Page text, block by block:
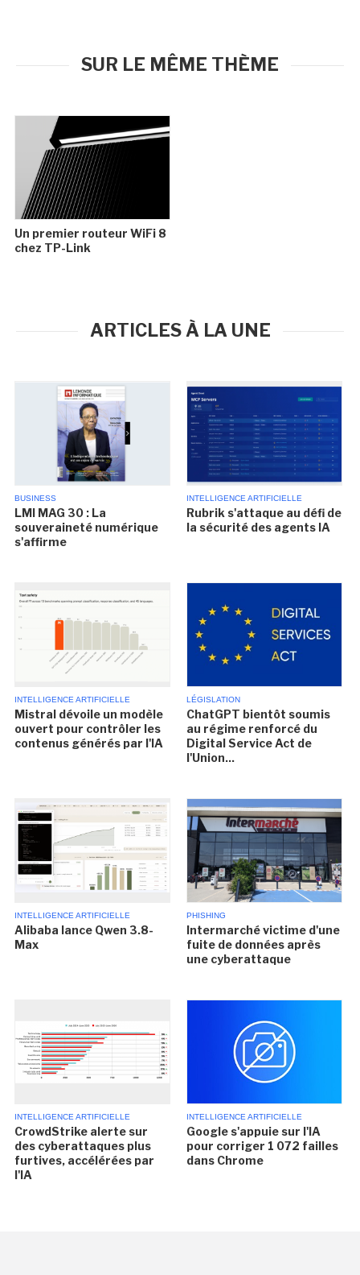
SUR LE MÊME THÈME
Un premier routeur WiFi 8
chez TP-Link
ARTICLES À LA UNE
BUSINESS
LMI MAG 30 : La
souveraineté numérique
s'affirme
INTELLIGENCE ARTIFICIELLE
Rubrik s'attaque au défi de
la sécurité des agents IA
INTELLIGENCE ARTIFICIELLE
Mistral dévoile un modèle
ouvert pour contrôler les
contenus générés par l'IA
LÉGISLATION
ChatGPT bientôt soumis
au régime renforcé du
Digital Service Act de
l'Union...
INTELLIGENCE ARTIFICIELLE
Alibaba lance Qwen 3.8-
Max
PHISHING
Intermarché victime d'une
fuite de données après
une cyberattaque
INTELLIGENCE ARTIFICIELLE
CrowdStrike alerte sur
des cyberattaques plus
furtives, accélérées par
l'IA
INTELLIGENCE ARTIFICIELLE
Google s'appuie sur l'IA
pour corriger 1 072 failles
dans Chrome